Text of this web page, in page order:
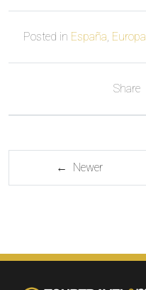
Posted in España, Europa
Share
← Newer